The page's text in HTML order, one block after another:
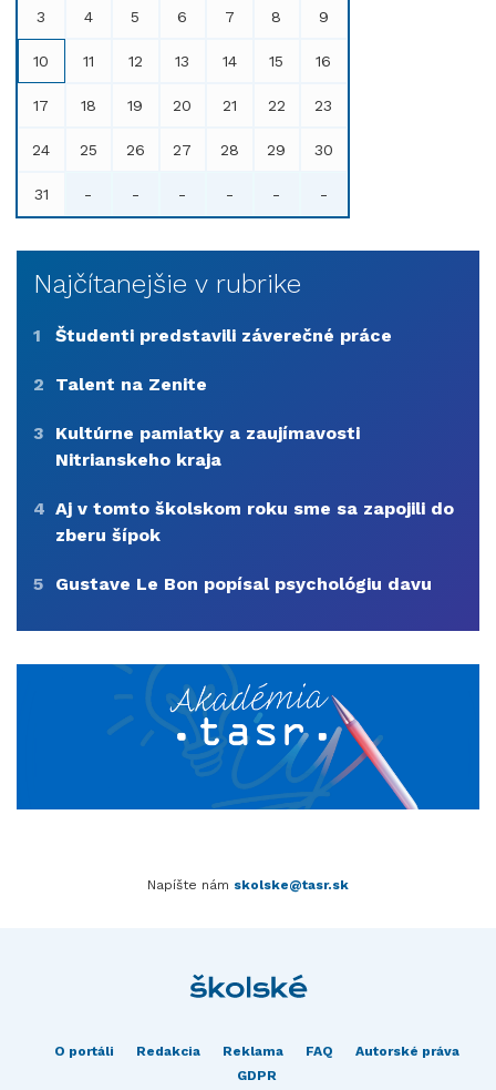
3 4 5 6 7 8 9
10 11 12 13 14 15 16
17 18 19 20 21 22 23
24 25 26 27 28 29 30
31 - - - - - -
Najčítanejšie v rubrike
1 Študenti predstavili záverečné práce
2 Talent na Zenite
3
Kultúrne pamiatky a zaujímavosti
Nitrianskeho kraja
4 Aj v tomto školskom roku sme sa zapojili do
zberu šípok
5 Gustave Le Bon popísal psychológiu davu
Napíšte nám skolske@tasr.sk
O portáli Redakcia Reklama FAQ
Autorské práva
GDPR